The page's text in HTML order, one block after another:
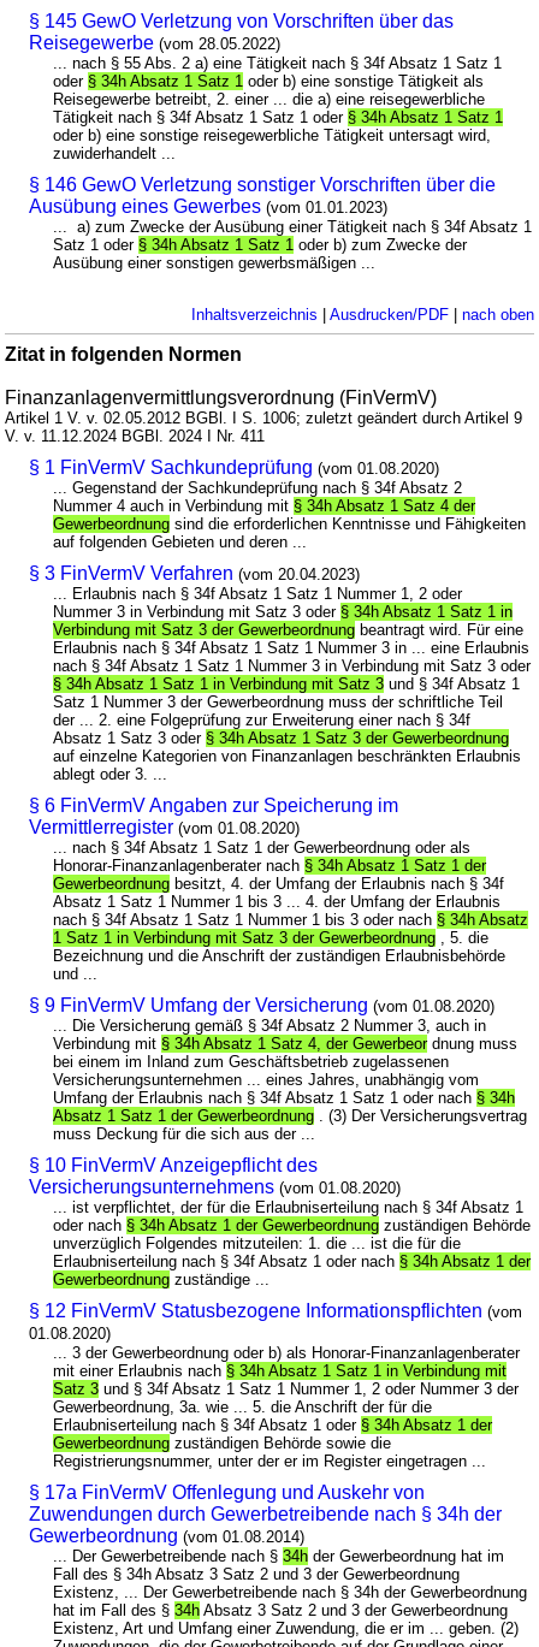
§ 145 GewO Verletzung von Vorschriften über das
Reisegewerbe (vom 28.05.2022)
... nach § 55 Abs. 2 a) eine Tätigkeit nach § 34f Absatz 1 Satz 1
oder § 34h Absatz 1 Satz 1 oder b) eine sonstige Tätigkeit als
Reisegewerbe betreibt, 2. einer ... die a) eine reisegewerbliche
Tätigkeit nach § 34f Absatz 1 Satz 1 oder § 34h Absatz 1 Satz 1
oder b) eine sonstige reisegewerbliche Tätigkeit untersagt wird,
zuwiderhandelt ...
§ 146 GewO Verletzung sonstiger Vorschriften über die
Ausübung eines Gewerbes (vom 01.01.2023)
... a) zum Zwecke der Ausübung einer Tätigkeit nach § 34f Absatz 1
Satz 1 oder § 34h Absatz 1 Satz 1 oder b) zum Zwecke der
Ausübung einer sonstigen gewerbsmäßigen ...
Inhaltsverzeichnis | Ausdrucken/PDF| nach oben
Zitat in folgenden Normen
Finanzanlagenvermittlungsverordnung (FinVermV)
Artikel 1 V. v. 02.05.2012 BGBl. I S. 1006; zuletzt geändert durch Artikel 9
V. v. 11.12.2024 BGBl. 2024 I Nr. 411
§ 1 FinVermV Sachkundeprüfung (vom 01.08.2020)
... Gegenstand der Sachkundeprüfung nach § 34f Absatz 2
Nummer 4 auch in Verbindung mit § 34h Absatz 1 Satz 4 der
Gewerbeordnung sind die erforderlichen Kenntnisse und Fähigkeiten
auf folgenden Gebieten und deren ...
§ 3 FinVermV Verfahren (vom 20.04.2023)
... Erlaubnis nach § 34f Absatz 1 Satz 1 Nummer 1, 2 oder
Nummer 3 in Verbindung mit Satz 3 oder § 34h Absatz 1 Satz 1 in
Verbindung mit Satz 3 der Gewerbeordnung beantragt wird. Für eine
Erlaubnis nach § 34f Absatz 1 Satz 1 Nummer 3 in ... eine Erlaubnis
nach § 34f Absatz 1 Satz 1 Nummer 3 in Verbindung mit Satz 3 oder
§ 34h Absatz 1 Satz 1 in Verbindung mit Satz 3 und § 34f Absatz 1
Satz 1 Nummer 3 der Gewerbeordnung muss der schriftliche Teil
der ... 2. eine Folgeprüfung zur Erweiterung einer nach § 34f
Absatz 1 Satz 3 oder § 34h Absatz 1 Satz 3 der Gewerbeordnung
auf einzelne Kategorien von Finanzanlagen beschränkten Erlaubnis
ablegt oder 3. ...
§ 6 FinVermV Angaben zur Speicherung im
Vermittlerregister (vom 01.08.2020)
... nach § 34f Absatz 1 Satz 1 der Gewerbeordnung oder als
Honorar-Finanzanlagenberater nach § 34h Absatz 1 Satz 1 der
Gewerbeordnung besitzt, 4. der Umfang der Erlaubnis nach § 34f
Absatz 1 Satz 1 Nummer 1 bis 3 ... 4. der Umfang der Erlaubnis
nach § 34f Absatz 1 Satz 1 Nummer 1 bis 3 oder nach § 34h Absatz
1 Satz 1 in Verbindung mit Satz 3 der Gewerbeordnung , 5. die
Bezeichnung und die Anschrift der zuständigen Erlaubnisbehörde
und ...
§ 9 FinVermV Umfang der Versicherung (vom 01.08.2020)
... Die Versicherung gemäß § 34f Absatz 2 Nummer 3, auch in
Verbindung mit § 34h Absatz 1 Satz 4, der Gewerbeordnung muss
bei einem im Inland zum Geschäftsbetrieb zugelassenen
Versicherungsunternehmen ... eines Jahres, unabhängig vom
Umfang der Erlaubnis nach § 34f Absatz 1 Satz 1 oder nach § 34h
Absatz 1 Satz 1 der Gewerbeordnung . (3) Der Versicherungsvertrag
muss Deckung für die sich aus der ...
§ 10 FinVermV Anzeigepflicht des
Versicherungsunternehmens (vom 01.08.2020)
... ist verpflichtet, der für die Erlaubniserteilung nach § 34f Absatz 1
oder nach § 34h Absatz 1 der Gewerbeordnung zuständigen Behörde
unverzüglich Folgendes mitzuteilen: 1. die ... ist die für die
Erlaubniserteilung nach § 34f Absatz 1 oder nach § 34h Absatz 1 der
Gewerbeordnung zuständige ...
§ 12 FinVermV Statusbezogene Informationspflichten (vom
01.08.2020)
... 3 der Gewerbeordnung oder b) als Honorar-Finanzanlagenberater
mit einer Erlaubnis nach § 34h Absatz 1 Satz 1 in Verbindung mit
Satz 3 und § 34f Absatz 1 Satz 1 Nummer 1, 2 oder Nummer 3 der
Gewerbeordnung, 3a. wie ... 5. die Anschrift der für die
Erlaubniserteilung nach § 34f Absatz 1 oder § 34h Absatz 1 der
Gewerbeordnung zuständigen Behörde sowie die
Registrierungsnummer, unter der er im Register eingetragen ...
§ 17a FinVermV Offenlegung und Auskehr von
Zuwendungen durch Gewerbetreibende nach § 34h der
Gewerbeordnung (vom 01.08.2014)
... Der Gewerbetreibende nach §34h der Gewerbeordnung hat im
Fall des § 34h Absatz 3 Satz 2 und 3 der Gewerbeordnung
Existenz, ... Der Gewerbetreibende nach § 34h der Gewerbeordnung
hat im Fall des §34h Absatz 3 Satz 2 und 3 der Gewerbeordnung
Existenz, Art und Umfang einer Zuwendung, die er im ... geben. (2)